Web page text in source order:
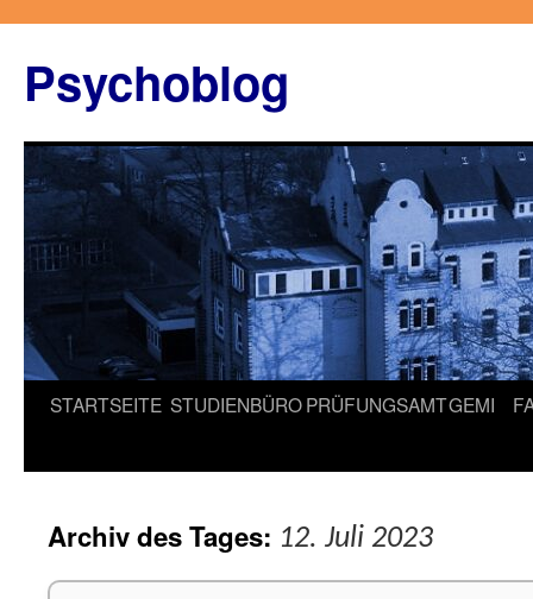
springen
Psychoblog
STARTSEITE STUDIENBÜROPRÜFUNGSAMTGEMI
Archiv des Tages: 12. Juli 2023